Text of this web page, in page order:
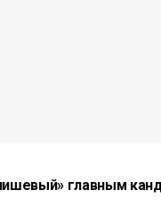
главным